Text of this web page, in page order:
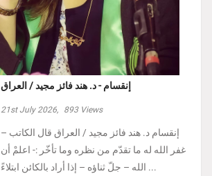
إنقسام - د. هند فائز مجيد / العراق
21st July 2026, 893Views
إنقسام د. هند فائز مجيد / العراق ‏قال الكاتب –
غفر الله له ما تقدّم من نظره وما تأخّر :- ‏اعلمْ أن
الله – جلّ ثناؤه – إذا أراد بالكائن ابتلاءً ...